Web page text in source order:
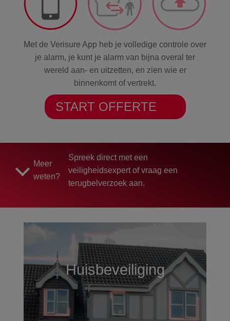
Met de Verisure App heb je volledige controle over
je alarm, je kunt je alarm van bijna overal ter
wereld aan- en uitzetten, en zien wie er
binnenkomt of vertrekt.
START OFFERTE
Meer
weten?
Spreek direct met een
veiligheidsexpert of vraag een
terugbelverzoek aan.
Huisbeveiliging